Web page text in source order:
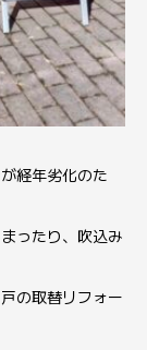
経年劣化のた
ったり、吹込み
の取替リフォー